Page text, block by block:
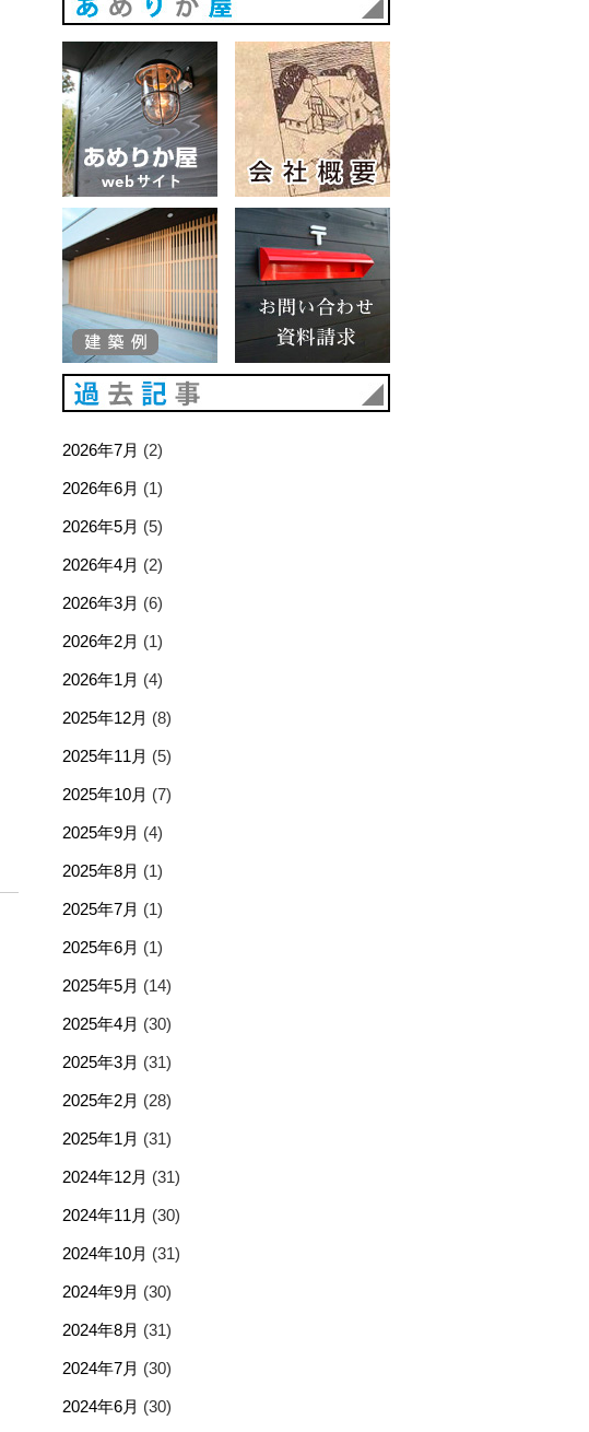
あめりか屋WEBサイト
2026年7月 (2)
2026年6月 (1)
2026年5月 (5)
2026年4月 (2)
2026年3月 (6)
2026年2月 (1)
2026年1月 (4)
2025年12月 (8)
2025年11月 (5)
2025年10月 (7)
2025年9月 (4)
2025年8月 (1)
2025年7月 (1)
2025年6月 (1)
2025年5月 (14)
2025年4月 (30)
2025年3月 (31)
2025年2月 (28)
2025年1月 (31)
2024年12月 (31)
2024年11月 (30)
2024年10月 (31)
2024年9月 (30)
2024年8月 (31)
2024年7月 (30)
2024年6月 (30)